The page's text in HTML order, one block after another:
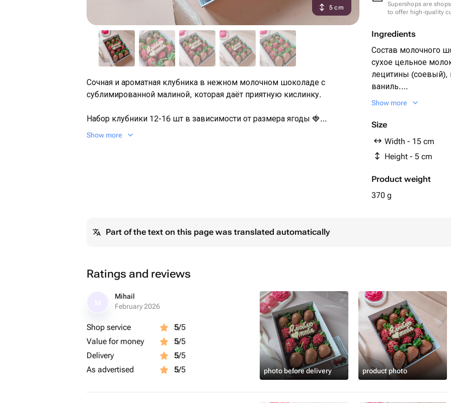
Supershops are
to offer high-quality
Ingredients
Состав молочного
сухое цельное
лецитины (соевый),
ваниль.
Свежая клубника
Сублимированная
Show more
Size
Width - 15 cm
Height - 5 cm
Product weight
370 g
5 cm
Сочная и ароматная клубника в нежном молочном шоколаде с
сублимированной малиной, которая даёт приятную кислинку.
Набор клубники 12-16 шт в зависимости от размера ягоды 🍓
Размер коробочки: 15×20×5 см.
Перед употреблением подержать 15 минут при комнатной
температуре.
Приятного аппетита 🍓
Show more
Part of the text on this page was translated automatically
Ratings and reviews
Mihail
February 2026
Shop service 5/5
Value for money
5/5
Delivery
5/5
As advertised
5/5 photo before delivery product photo